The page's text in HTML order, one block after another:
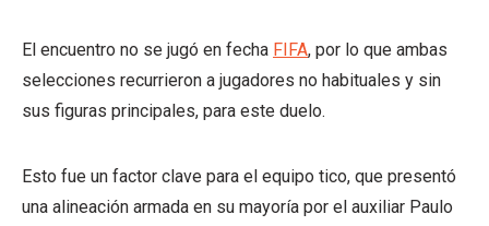
El encuentro no se jugó en fecha FIFA, por lo que ambas
selecciones recurrieron a jugadores no habituales y sin
sus figuras principales, para este duelo.
Esto fue un factor clave para el equipo tico, que presentó
una alineación armada en su mayoría por el auxiliar Paulo